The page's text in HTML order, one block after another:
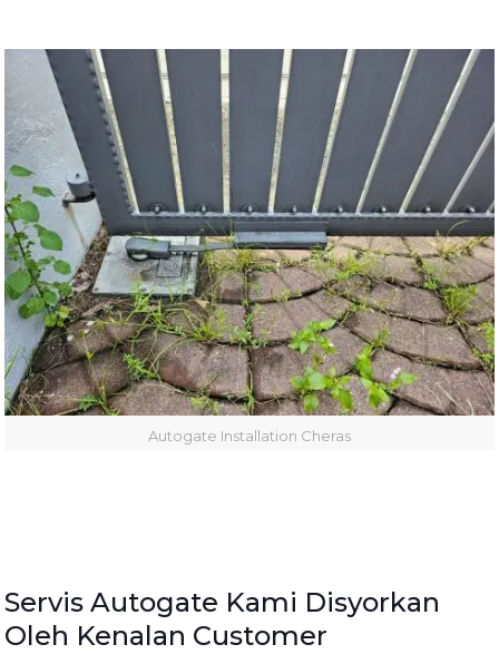
Autogate Installation Cheras
Servis Autogate Kami Disyorkan
Oleh Kenalan Customer